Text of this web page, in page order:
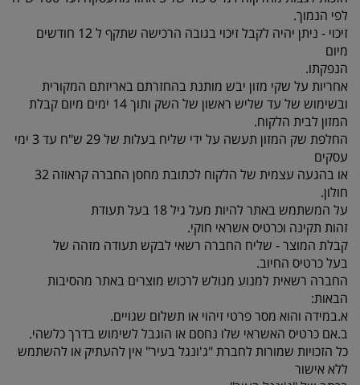
לפי הנמוך.
זיכוי - ניתן יהיה לקבל זיכוי בגובה הרכישה שתקף ל 12 חודשים
מיום
הנפקתו.
אחריות על שקי מזון יבש מותנת בהחזרתם באריזתם המקורית
ובשימוש של עד שליש ראשון של השק ותוך 14 ימים מיום קבלת
המזון לבית הלקוח.
החלפת שק המזון תעשה על ידי שליח בעלות של 29 ש"ח עד 3 ימי
עסקים
או בהגעה עצמית של הלקוח לכתובת מחסן החברה קראוזה 32
חולון.
על המשתמש באתר להיות מעל גיל 18 בעל תעודת
זהות תקינה וכרטיס אשראי חוקי.
קבלת המוצר - שליח החברה רשאי לבקש תעודה מזהה של
בעל כרטיס החיוב.
החברה רשאית למנוע מגולש לרכוש מוצרים באתר מהסיבות
הבאות:
א.במידה והוא מסר פרטי זיהוי או תשלום שגויים.
ב.אם כרטיס האשראי שלו נחסם או הוגבל לשימוש בדרך כלשהי.
כל הזכויות שמורות לחברת "ג'ונגל בעיר" אין להעתיק או להשתמש
ללא אישור